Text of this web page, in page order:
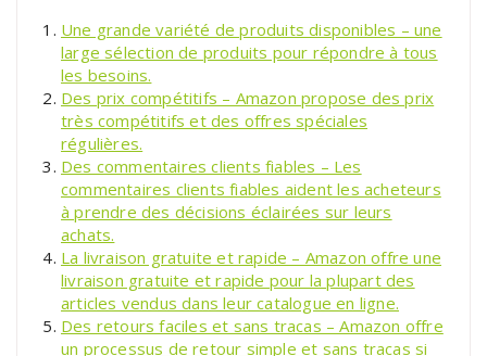
Une grande variété de produits disponibles – une
large sélection de produits pour répondre à tous
les besoins.
Des prix compétitifs – Amazon propose des prix
très compétitifs et des offres spéciales
régulières.
Des commentaires clients fiables – Les
commentaires clients fiables aident les acheteurs
à prendre des décisions éclairées sur leurs
achats.
La livraison gratuite et rapide – Amazon offre une
livraison gratuite et rapide pour la plupart des
articles vendus dans leur catalogue en ligne.
Des retours faciles et sans tracas – Amazon offre
un processus de retour simple et sans tracas si